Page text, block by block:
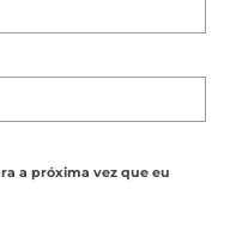
a próxima vez que eu